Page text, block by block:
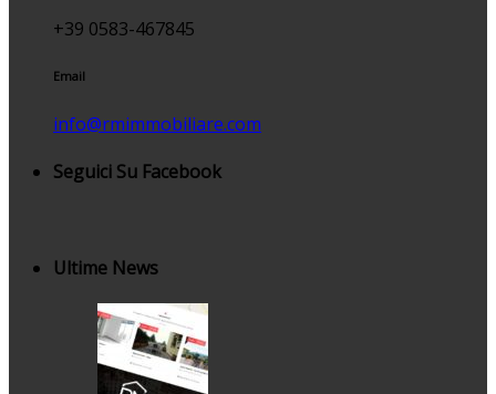
+39 0583-467845
Email
info@rmimmobiliare.com
Seguici Su Facebook
Ultime News